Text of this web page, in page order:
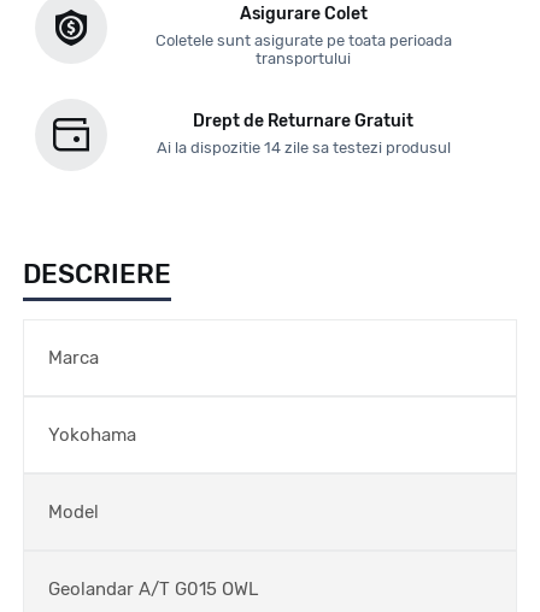
Asigurare Colet
Coletele sunt asigurate pe toata perioada
transportului
Drept de Returnare Gratuit
Ai la dispozitie 14 zile sa testezi produsul
DESCRIERE
Marca
Yokohama
Model
Geolandar A/T G015 OWL